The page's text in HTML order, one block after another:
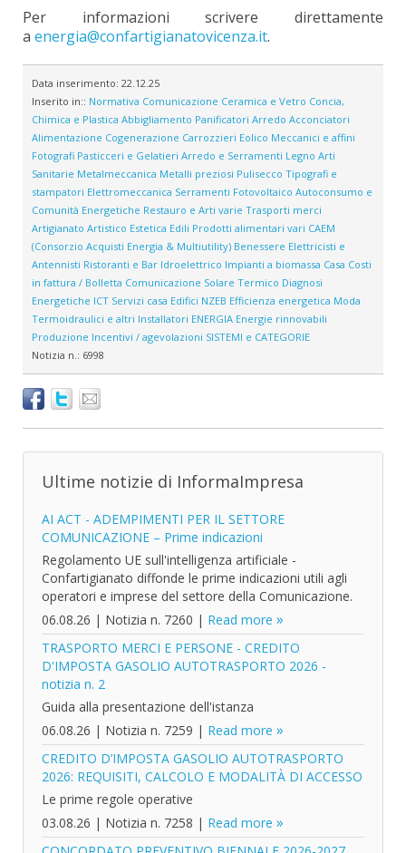
Per informazioni scrivere direttamente
a energia@confartigianatovicenza.it.
Data inserimento: 22.12.25
Inserito in:: Normativa Comunicazione Ceramica e Vetro Concia,
Chimica e Plastica Abbigliamento Panificatori Arredo Acconciatori
Alimentazione Cogenerazione Carrozzieri Eolico Meccanici e affini
Fotografi Pasticceri e Gelatieri Arredo e Serramenti Legno Arti
Sanitarie Metalmeccanica Metalli preziosi Pulisecco Tipografi e
stampatori Elettromeccanica Serramenti Fotovoltaico Autoconsumo e
Comunità Energetiche Restauro e Arti varie Trasporti merci
Artigianato Artistico Estetica Edili Prodotti alimentari vari CAEM
(Consorzio Acquisti Energia & Multiutility) Benessere Elettricisti e
Antennisti Ristoranti e Bar Idroelettrico Impianti a biomassa Casa Costi
in fattura / Bolletta Comunicazione Solare Termico Diagnosi
Energetiche ICT Servizi casa Edifici NZEB Efficienza energetica Moda
Termoidraulici e altri Installatori ENERGIA Energie rinnovabili
Produzione Incentivi / agevolazioni SISTEMI e CATEGORIE
Notizia n.: 6998
Ultime notizie di InformaImpresa
AI ACT - ADEMPIMENTI PER IL SETTORE
COMUNICAZIONE – Prime indicazioni
Regolamento UE sull'intelligenza artificiale -
Confartigianato diffonde le prime indicazioni utili agli
operatori e imprese del settore della Comunicazione.
06.08.26 | Notizia n. 7260 | Read more
TRASPORTO MERCI E PERSONE - CREDITO
D'IMPOSTA GASOLIO AUTOTRASPORTO 2026 -
notizia n. 2
Guida alla presentazione dell'istanza
06.08.26 | Notizia n. 7259 | Read more
CREDITO D’IMPOSTA GASOLIO AUTOTRASPORTO
2026: REQUISITI, CALCOLO E MODALITÀ DI ACCESSO
Le prime regole operative
03.08.26 | Notizia n. 7258 | Read more